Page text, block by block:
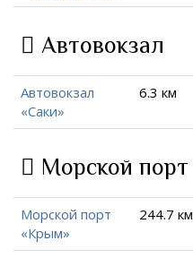
Автовокзал
Автовокзал
«Саки»
6.3 км
Морской порт
Морской порт
«Крым»
244.7 км